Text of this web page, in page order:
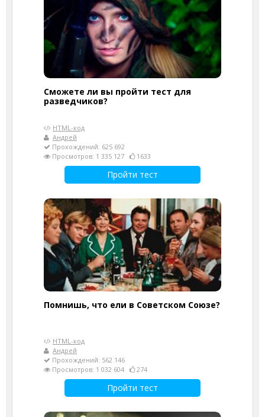
Сможете ли вы пройти тест для
разведчиков?
HTML-код
Андрей
Прохождений: 625 692
Просмотров: 1 335 127
1633
Пройти тест
Помнишь, что ели в Советском Союзе?
HTML-код
Андрей
Прохождений: 562 146
Просмотров: 1 032 604
274
Пройти тест